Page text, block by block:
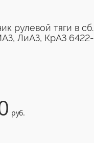
рулевой тяги в сб.
ЛиАЗ, КрАЗ 6422-
руб.